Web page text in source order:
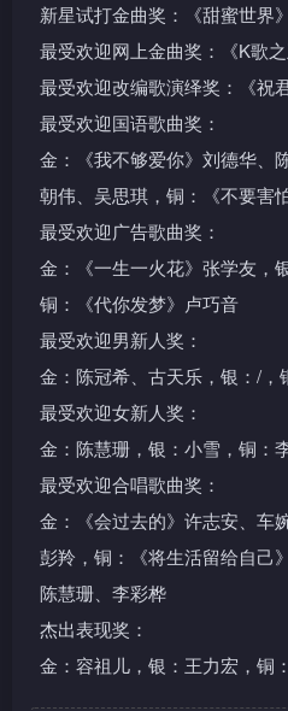
新星试打金曲奖：《甜蜜世界
最受欢迎网上金曲奖：《K歌
最受欢迎改编歌演绎奖：《祝
最受欢迎国语歌曲奖：
金：《我不够爱你》刘德华、
朝伟、吴思琪，铜：《不要害
最受欢迎广告歌曲奖：
金：《一生一火花》张学友，
铜：《代你发梦》卢巧音
最受欢迎男新人奖：
金：陈冠希、古天乐，银：/，
最受欢迎女新人奖：
金：陈慧珊，银：小雪，铜：
最受欢迎合唱歌曲奖：
金：《会过去的》许志安、车
彭羚，铜：《将生活留给自己
陈慧珊、李彩桦
杰出表现奖：
金：容祖儿，银：王力宏，铜